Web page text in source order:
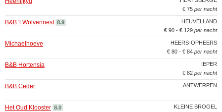
€ 75 per nacht
HEUVELLAND
B&B 't Wolvennest 8.9
€ 90 - € 129 per nacht
HEERS-OPHEERS
Michaelhoeve
€ 80 - € 84 per nacht
IEPER
B&B Hortensia
€ 82 per nacht
ANTWERPEN
B&B Ceder
KLEINE BROGEL
Het Oud Klooster 8.0